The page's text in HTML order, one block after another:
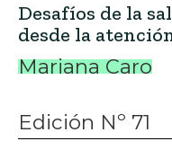
Desafíos de la
desde la
Mariana Caro
Edición Nº 71